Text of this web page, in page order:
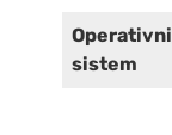
Operativni
sistem